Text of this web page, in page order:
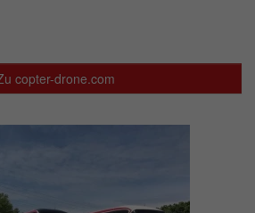
copter-drone.com